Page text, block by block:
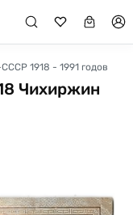
1918 - 1991 годов
Чихиржин